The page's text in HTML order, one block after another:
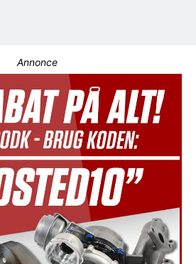
Annonce